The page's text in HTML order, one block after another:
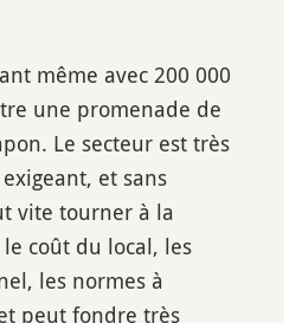
même avec 200 000
une promenade de
Le secteur est très
et sans
vite tourner à la
coût du local, les
les normes à
peut fondre très